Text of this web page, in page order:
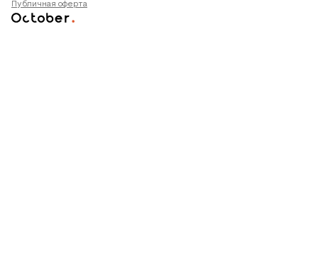
Публичная оферта